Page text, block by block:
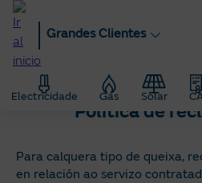
ao
contido
principal
Grandes Clientes
Electricidade Gas Solar
Grandes Clientes
Política de
Para calquera tipo de queixa,
en relación ao servizo